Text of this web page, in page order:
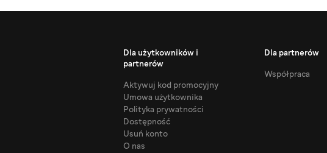
Dla użytkowników i
partnerów
Aktywuj kod promocyjny
Umowa użytkownika
Polityka prywatności
Dostępność
Usuń konto
O nas
Dla partnerów
Współpraca